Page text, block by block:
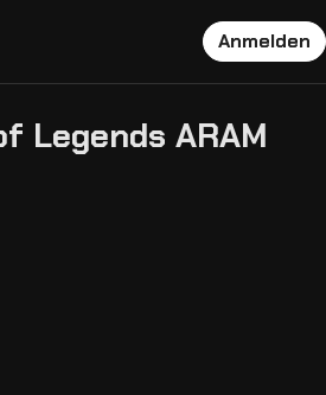
Anmelden
Legends ARAM